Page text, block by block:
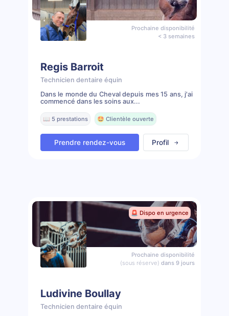
Prochaine disponibilité
< 3 semaines
Regis Barroit
Technicien dentaire équin
Dans le monde du Cheval depuis mes 15 ans, j'ai
commencé dans les soins aux...
📖 5 prestations 🤩 Clientèle ouverte
Prendre rendez-vous Profil
🚨 Dispo en urgence
Prochaine disponibilité
(sous réserve) dans 9 jours
Ludivine Boullay
Technicien dentaire équin